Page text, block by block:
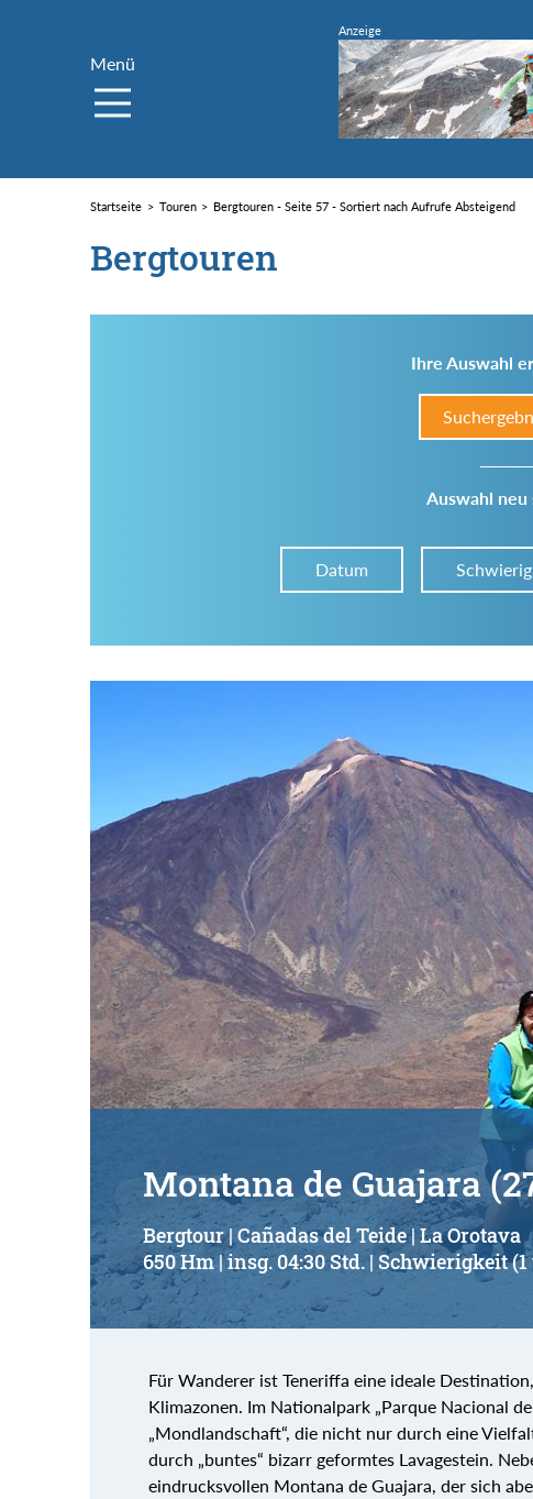
Menü
Startseite Touren Bergtouren - Seite 57 - Sortiert nach Aufrufe Absteigend
Bergtouren
Ihre Auswahl
Auswahl
Datum
Im Tourenarchiv suchen
Region:
Gebirge:
Suchbegriff:
Montana de Guajara
Bergtour | Cañadas del Teide | La Orotava
650 Hm | insg. 04:30 Std. | Schwierigkeit
Für Wanderer ist Teneriffa eine ideale
Klimazonen. Im Nationalpark „Parque Nacional
„Mondlandschaft“, die nicht nur durch eine
durch „buntes“ bizarr geformtes Lavagestein.
eindrucksvollen Montana de Guajara, der sich